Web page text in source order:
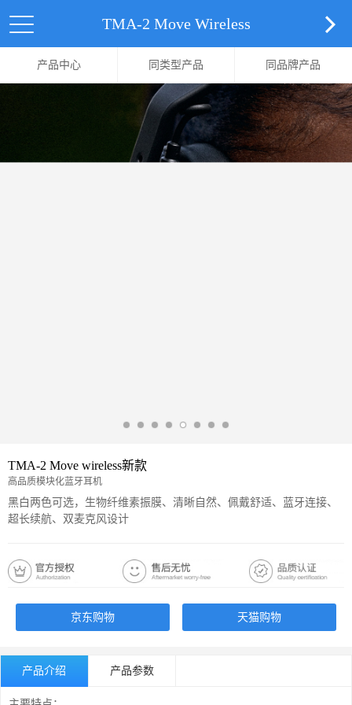
TMA-2 Move Wireless
产品中心 同类型产品 同品牌产品
TMA-2 Move wireless新款
高品质模块化蓝牙耳机
黑白两色可选，生物纤维素振膜、清晰自然、佩戴舒适、蓝牙连接、
超长续航、双麦克风设计
京东购物 天猫购物
产品介绍 产品参数